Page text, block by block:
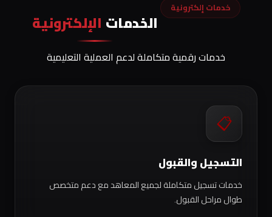
خدمات إلكترونية
الخدمات الإلكترونية
خدمات رقمية متكاملة لدعم العملية التعليمية
📋
التسجيل والقبول
خدمات تسجيل متكاملة لجميع المعاهد مع دعم متخصص
طوال مراحل القبول.